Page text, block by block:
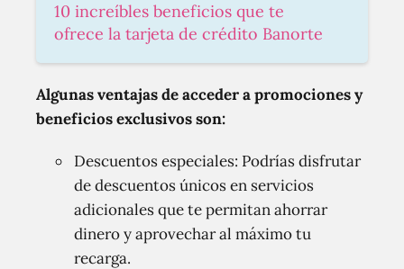
10 increíbles beneficios que te
ofrece la tarjeta de crédito Banorte
Algunas ventajas de acceder a promociones y
beneficios exclusivos son:
Descuentos especiales: Podrías disfrutar
de descuentos únicos en servicios
adicionales que te permitan ahorrar
dinero y aprovechar al máximo tu
recarga.